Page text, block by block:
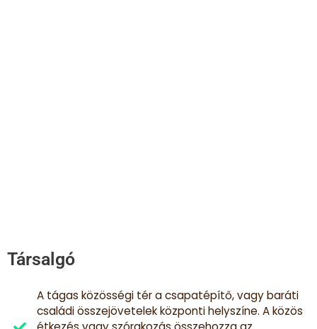
Társalgó
A tágas közösségi tér a csapatépítő, vagy baráti
családi összejövetelek központi helyszíne. A közös